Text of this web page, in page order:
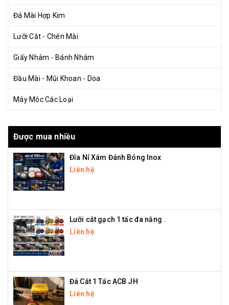
Đá Mài Hợp Kim
Lưỡi Cắt - Chén Mài
Giấy Nhám - Bánh Nhám
Đầu Mài - Mũi Khoan - Doa
Máy Móc Các Loại
Được mua nhiều
Đĩa Nỉ Xám Đánh Bóng Inox
Liên hệ
Lưỡi cắt gạch 1 tấc đa năng .
Liên hệ
Đá Cắt 1 Tấc ACB JH
Liên hệ